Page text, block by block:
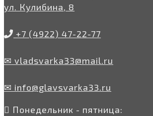
ул. Кулибина, 8
+7 (4922) 47-22-77
✉ vladsvarka33@mail.ru
✉ info@glavsvarka33.ru
Понедельник - пятница: